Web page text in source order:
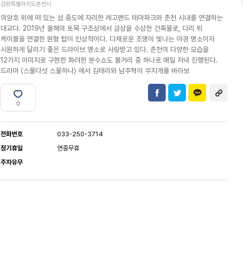
고수의레시피
음식용어사전
강원특별자치도춘천시
의암호 위에 떠 있는 섬 중도에 자리한 레고랜드 테마파크와 춘천 시내를 연결하는
대교다. 2019년 올해의 토목 구조상에서 금상을 수상한 건축물로, 다리 위
케이블을 연결한 원형 탑이 인상적이다. 다채로운 조명이 빛나는 야경 명소이자
시원하게 달리기 좋은 드라이브 명소로 사랑받고 있다. 춘천의 다양한 모습을
12가지 이미지로 구현한 화려한 분수쇼도 볼거리 중 하나로 매일 저녁 진행된다.
드라마 〈스물다섯 스물하나〉 에서 김태리와 남주혁이 무지개를 바라보
0
전화번호
033-250-3714
정기휴일
연중무휴
주차유무